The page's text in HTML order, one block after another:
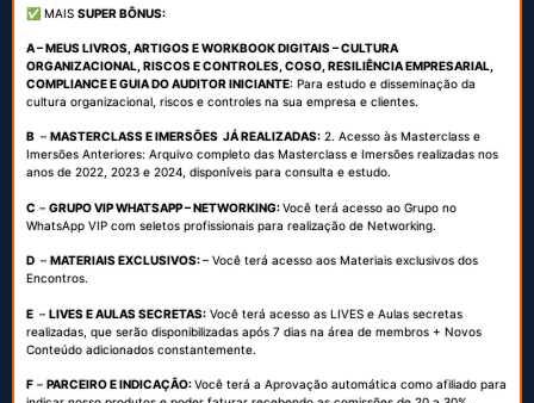
✅ MAIS SUPER BÔNUS:
A – MEUS LIVROS, ARTIGOS E WORKBOOK DIGITAIS – CULTURA
ORGANIZACIONAL, RISCOS E CONTROLES, COSO, RESILIÊNCIA EMPRESARIAL,
COMPLIANCE E GUIA DO AUDITOR INICIANTE: Para estudo e disseminação da
cultura organizacional, riscos e controles na sua empresa e clientes.
B – MASTERCLASS E IMERSÕES JÁ REALIZADAS: 2. Acesso às Masterclass e
Imersões Anteriores: Arquivo completo das Masterclass e Imersões realizadas nos
anos de 2022, 2023 e 2024, disponíveis para consulta e estudo.
C – GRUPO VIP WHATSAPP – NETWORKING:Você terá acesso ao Grupo no
WhatsApp VIP com seletos profissionais para realização de Networking.
D – MATERIAIS EXCLUSIVOS:– Você terá acesso aos Materiais exclusivos dos
Encontros.
E – LIVES E AULAS SECRETAS: Você terá acesso as LIVES e Aulas secretas
realizadas, que serão disponibilizadas após 7 dias na área de membros + Novos
Conteúdo adicionados constantemente.
F – PARCEIRO E INDICAÇÃO:Você terá a Aprovação automática como afiliado para